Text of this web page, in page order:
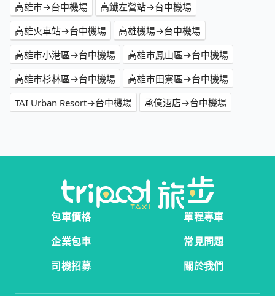
高雄市→台中機場
高鐵左營站→台中機場
高雄火車站→台中機場
高雄機場→台中機場
高雄市小港區→台中機場
高雄市鳳山區→台中機場
高雄市杉林區→台中機場
高雄市田寮區→台中機場
TAI Urban Resort→台中機場
承億酒店→台中機場
包車價格
單程專車
企業包車
常見問題
司機招募
關於我們